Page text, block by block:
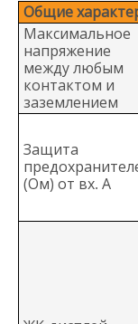
Общие
Максимальное
напряжение
между любым
контактом и
заземлением
Защита
(Ом) от вх. А